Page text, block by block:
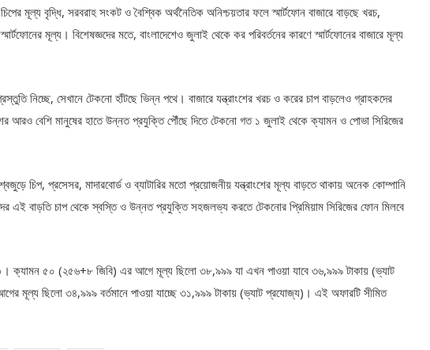
চিপের মূল্য বৃদ্ধি, সরবরাহ সংকট ও বৈশ্বিক অর্থনৈতিক অনিশ্চয়তার ফলে স্মার্টফোন বাজারে বাড়ছে খরচ,
মূল্য। বিশেষজ্ঞদের মতে, বাংলাদেশেও জুলাই থেকে কর পরিবর্তনের কারণে স্মার্টফোনের বাজারে মূল্য
নিচ্ছে, সেখানে টেকনো হাঁটছে ভিন্ন পথে। বাজারে যন্ত্রাংশের খরচ ও করের চাপ বাড়লেও গ্রাহকদের
আরও বেশি মানুষের হাতে উন্নত প্রযুক্তি পৌঁছে দিতে টেকনো গত ১ জুলাই থেকে ক্যামন ও পোভা সিরিজের
চিপ, প্রসেসর, মাদারবোর্ড ও ব্যাটারির মতো প্রয়োজনীয় যন্ত্রাংশের মূল্য বাড়তে থাকায় অনেক কোম্পানি
এই বাড়তি চাপ থেকে স্বস্তি ও উন্নত প্রযুক্তি সহজলভ্য করতে টেকনোর প্রিমিয়াম সিরিজের ফোন মিলবে
ক্যামন ৫০ (২৫৬+৮ জিবি) এর আগে মূল্য ছিলো ৩৮,৯৯৯ যা এখন পাওয়া যাবে ৩৬,৯৯৯ টাকায় (ভ্যাট
মূল্য ছিলো ৩৪,৯৯৯ বর্তমানে পাওয়া যাচ্ছে ৩১,৯৯৯ টাকায় (ভ্যাট প্রযোজ্য)। এই অফারটি সীমিত